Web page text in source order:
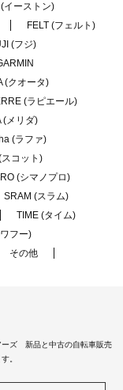
イーストン)
FELT (フェルト)
(フジ)
(クオータ)
(ラピエール)
(メリダ)
(ラファ)
コット)
(シマノプロ)
SRAM (スラム)
TIME (タイム)
フー)
その他
ーズ 新品と中古の自転車販売
。